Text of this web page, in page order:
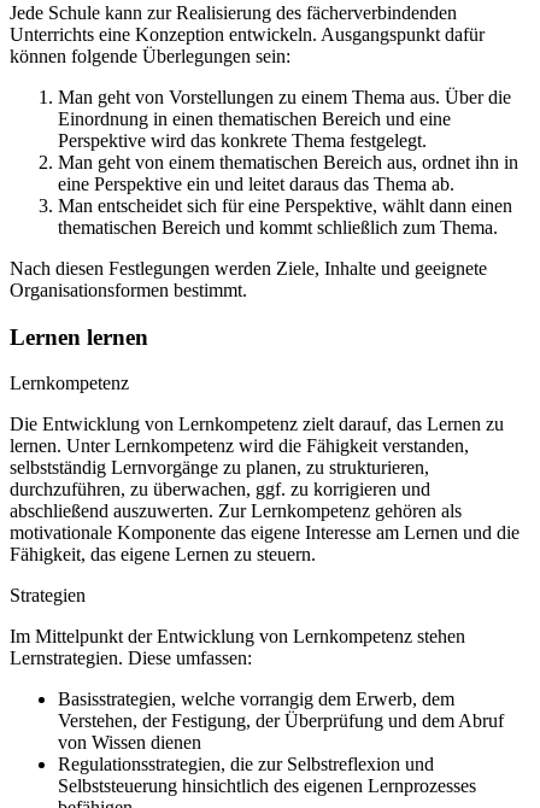
Jede Schule kann zur Realisierung des fächerverbindenden
Unterrichts eine Konzeption entwickeln. Ausgangspunkt dafür
können folgende Überlegungen sein:
Man geht von Vorstellungen zu einem Thema aus. Über die
Einordnung in einen thematischen Bereich und eine
Perspektive wird das konkrete Thema festgelegt.
Man geht von einem thematischen Bereich aus, ordnet ihn in
eine Perspektive ein und leitet daraus das Thema ab.
Man entscheidet sich für eine Perspektive, wählt dann einen
thematischen Bereich und kommt schließlich zum Thema.
Nach diesen Festlegungen werden Ziele, Inhalte und geeignete
Organisationsformen bestimmt.
Lernen lernen
Lernkompetenz
Die Entwicklung von Lernkompetenz zielt darauf, das Lernen zu
lernen. Unter Lernkompetenz wird die Fähigkeit verstanden,
selbstständig Lernvorgänge zu planen, zu strukturieren,
durchzuführen, zu überwachen, ggf. zu korrigieren und
abschließend auszuwerten. Zur Lernkompetenz gehören als
motivationale Komponente das eigene Interesse am Lernen und die
Fähigkeit, das eigene Lernen zu steuern.
Strategien
Im Mittelpunkt der Entwicklung von Lernkompetenz stehen
Lernstrategien. Diese umfassen:
Basisstrategien, welche vorrangig dem Erwerb, dem
Verstehen, der Festigung, der Überprüfung und dem Abruf
von Wissen dienen
Regulationsstrategien, die zur Selbstreflexion und
Selbststeuerung hinsichtlich des eigenen Lernprozesses